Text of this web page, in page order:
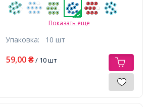
Показать еще
Упаковка: 10 шт
59,00 ₴/ 10 шт